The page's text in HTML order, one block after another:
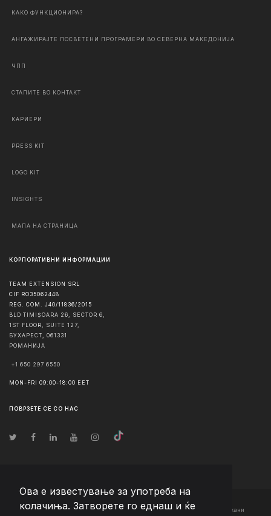
Ова е известување за употреба на
колачиња. Затворете го еднаш и ќе
КАКО ФУНКЦИОНИРА?
АНГАЖИРАЈТЕ ПОСВЕТЕНИ ПРОГРАМЕРИ ВО СЕВЕРНА МАКЕДОНИЈА
ЧПП
СТАПИТЕ ВО КОНТАКТ
КАРИЕРИ
PRESS KIT
LOGO KIT
INSIGHTS
МАПА НА СТРАНИЦА
КОРПОРАТИВНИ ИНФОРМАЦИИ
TEAM EXTENSION SRL
CIF RO35062448
REG. COM. J40/11836/2015
BLD TIMIȘOARA 26, SECTOR 6,
1ST FLOOR, SUITE 127,
БУХАРЕСТ
061331
РОМАНИЈА
+1 650 297 6550
MON-FRI 09:00-18:00 EET
ПОВРЗЕТЕ СЕ СО НАС
© Авторско право2026 Team Extension Macedonia - Сите права задржани